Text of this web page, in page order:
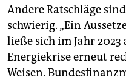
Andere Ratschläge
schwierig. „Ein
ließe sich im Jahr
Energiekrise erneut
Weisen.